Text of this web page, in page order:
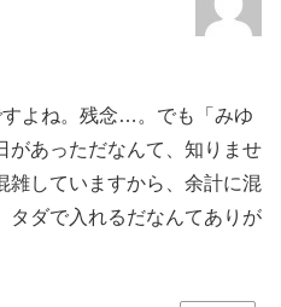
すよね。残念…。でも「みゆ
があっただなんて、知りませ
雑していますから、余計に混
タダで入れるだなんてありが